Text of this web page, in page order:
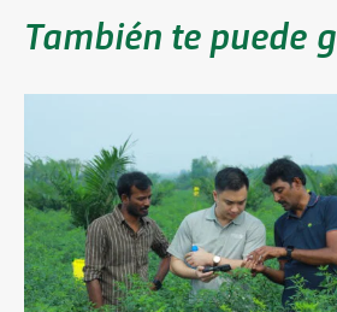
También te puede